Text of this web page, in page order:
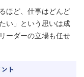
ほど、仕事はどんど
い」という思いは成
ーダーの立場も任せ